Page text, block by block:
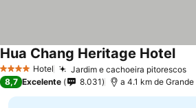
4 EstrelasHotel Jardim e cachoeira pitorescos
Hua Chang Heritage Hotel
8,7 Excelente 8.031 a 4.1 km de